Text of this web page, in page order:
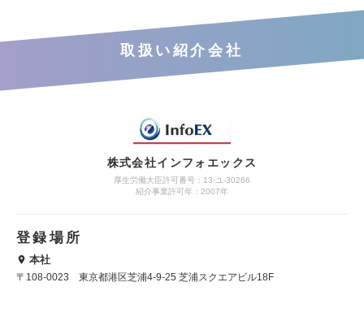
取扱い紹介会社
株式会社インフォエックス
厚生労働大臣許可番号：13-ユ-30266
紹介事業許可年：2007年
登録場所
本社
〒108-0023 東京都港区芝浦4-9-25 芝浦スクエアビル18F